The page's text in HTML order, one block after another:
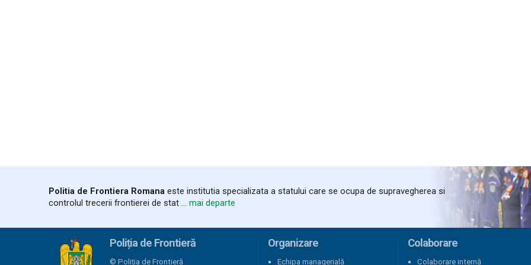
Politia de Frontiera Romana este institutia specializata a statului care se ocupa de supravegherea si
controlul trecerii frontierei de stat ... mai departe
Poliția de Frontieră
© Poliția de Frontieră
Organizare
Echipa managerială
Colaborare
Colaborare internă